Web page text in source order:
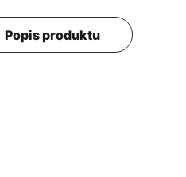
Popis produktu